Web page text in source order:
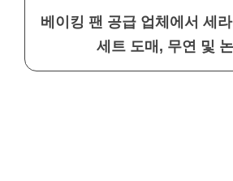
베이킹 팬 공급 업체에서 세
세트 도매, 무연 및